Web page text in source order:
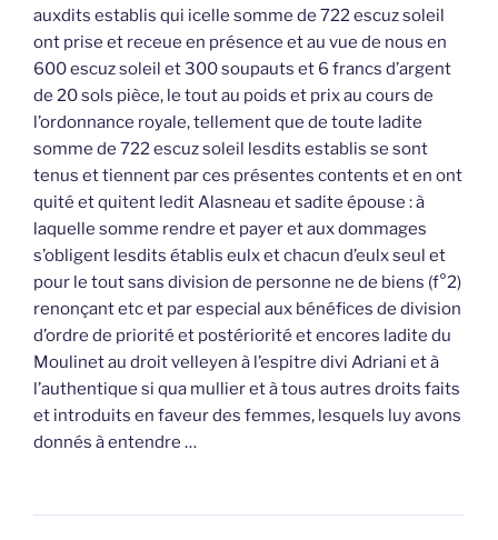
auxdits establis qui icelle somme de 722 escuz soleil
ont prise et receue en présence et au vue de nous en
600 escuz soleil et 300 soupauts et 6 francs d’argent
de 20 sols pièce, le tout au poids et prix au cours de
l’ordonnance royale, tellement que de toute ladite
somme de 722 escuz soleil lesdits establis se sont
tenus et tiennent par ces présentes contents et en ont
quité et quitent ledit Alasneau et sadite épouse : à
laquelle somme rendre et payer et aux dommages
s’obligent lesdits établis eulx et chacun d’eulx seul et
pour le tout sans division de personne ne de biens (f°2)
renonçant etc et par especial aux bénéfices de division
d’ordre de priorité et postériorité et encores ladite du
Moulinet au droit velleyen à l’espitre divi Adriani et à
l’authentique si qua mullier et à tous autres droits faits
et introduits en faveur des femmes, lesquels luy avons
donnés à entendre …